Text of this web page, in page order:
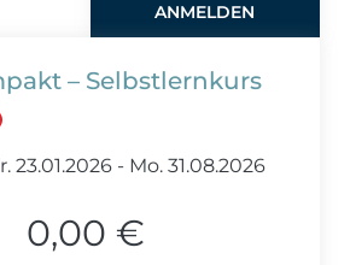
ANMELDEN
– Selbstlernkurs
23.01.2026 - Mo. 31.08.2026
0,00 €